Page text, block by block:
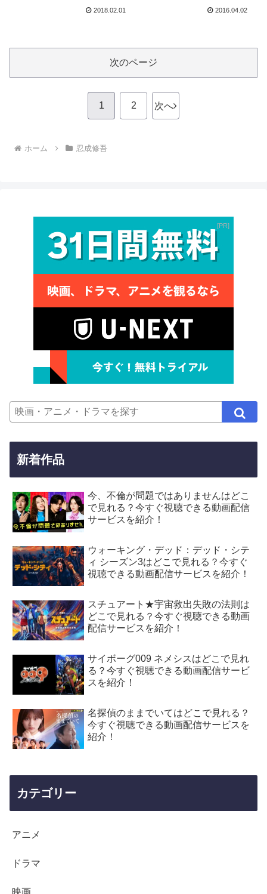
2018.02.01 2016.04.02
次のページ
1 2 次へ
ホーム 忍成修吾
PR
新着作品
今、不倫が問題ではありませんはどこ
で見れる？今すぐ視聴できる動画配信
サービスを紹介！
ウォーキング・デッド：デッド・シテ
ィ シーズン3はどこで見れる？今すぐ
視聴できる動画配信サービスを紹介！
スチュアート★宇宙救出失敗の法則は
どこで見れる？今すぐ視聴できる動画
配信サービスを紹介！
サイボーグ009 ネメシスはどこで見れ
る？今すぐ視聴できる動画配信サービ
スを紹介！
名探偵のままでいてはどこで見れる？
今すぐ視聴できる動画配信サービスを
紹介！
カテゴリー
アニメ
ドラマ